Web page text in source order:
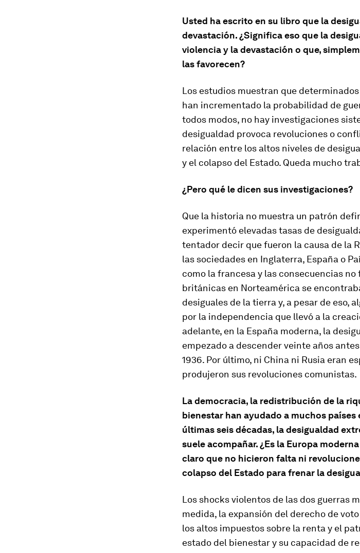
Usted ha escrito en su libro que la
devastación. ¿Significa eso que la
violencia y la devastación o que,
las favorecen?
Los estudios muestran que
han incrementado la probabilidad de
todos modos, no hay investigaciones
desigualdad provoca revoluciones o
relación entre los altos niveles de
y el colapso del Estado. Queda mucho
¿Pero qué le dicen sus investigaciones?
Que la historia no muestra un patrón
experimentó elevadas tasas de
tentador decir que fueron la causa de la
las sociedades en Inglaterra, España o
como la francesa y las consecuencias
británicas en Norteamérica se
desiguales de la tierra y, a pesar de eso,
por la independencia que llevó a la
adelante, en la España moderna, la
empezado a descender veinte años
1936. Por último, ni China ni Rusia eran
produjeron sus revoluciones comunistas.
La democracia, la redistribución de la
bienestar han ayudado a muchos
últimas seis décadas, la desigualdad
suele acompañar. ¿Es la Europa
claro que no hicieron falta ni
colapso del Estado para frenar la
Los shocks violentos de las dos guerras
medida, la expansión del derecho de
los altos impuestos sobre la renta y el
estado del bienestar y su capacidad de